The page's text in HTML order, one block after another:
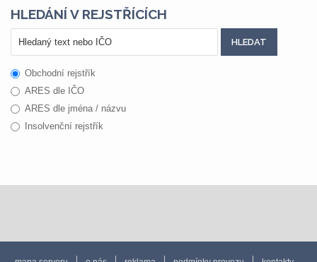
HLEDÁNÍ V REJSTŘÍCÍCH
Obchodní rejstřík
ARES dle IČO
ARES dle jména / názvu
Insolvenční rejstřík